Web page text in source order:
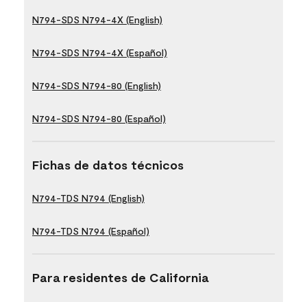
N794-SDS N794-4X (English)
N794-SDS N794-4X (Español)
N794-SDS N794-80 (English)
N794-SDS N794-80 (Español)
Fichas de datos técnicos
N794-TDS N794 (English)
N794-TDS N794 (Español)
Para residentes de California